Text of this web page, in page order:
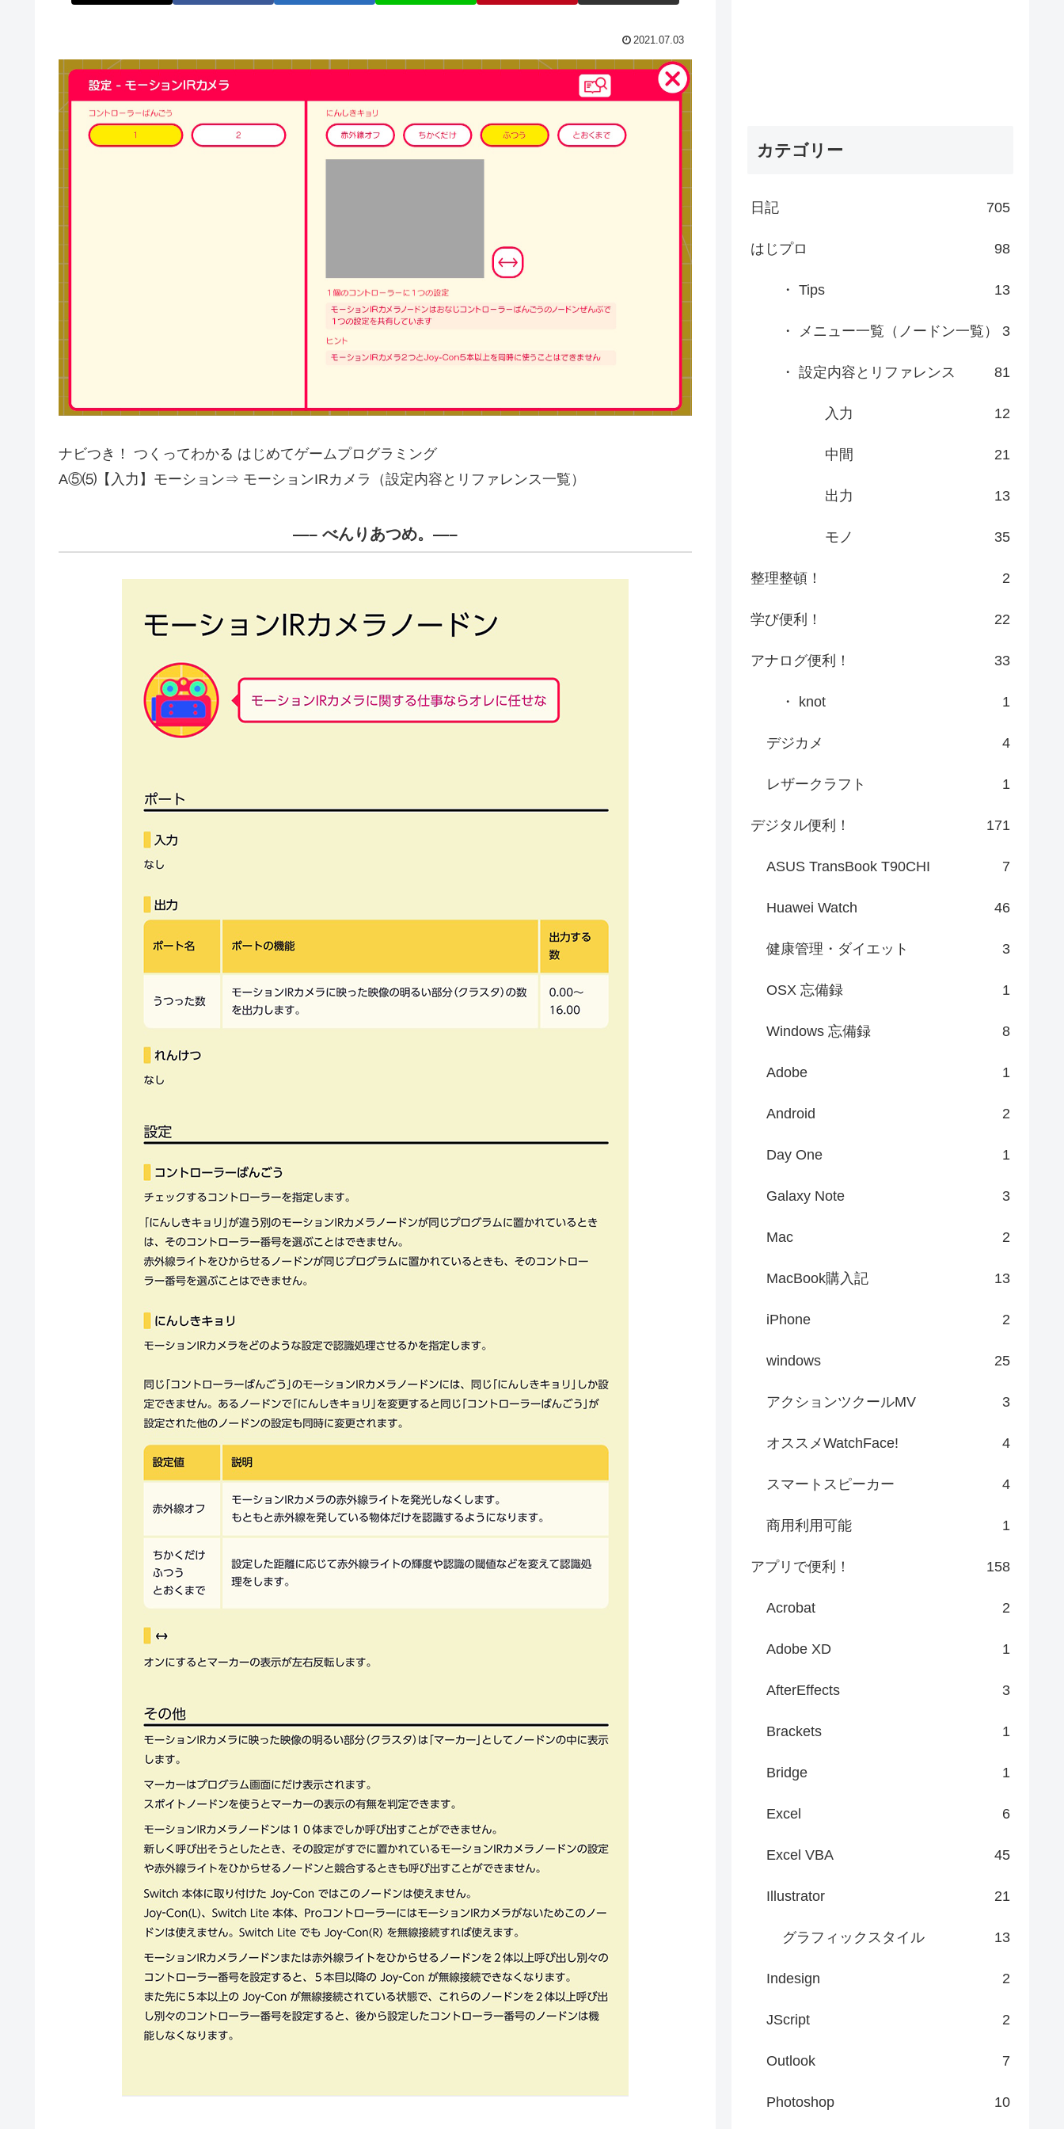
2021.07.03
ナビつき！ つくってわかる はじめてゲームプログラミング
A⑤⑸【入力】モーション⇒ モーションIRカメラ（設定内容とリファレンス一覧）
—– べんりあつめ。—–
カテゴリー
日記 705
はじプロ 98
・ Tips 13
・ メニュー一覧（ノードン一覧） 3
・ 設定内容とリファレンス 81
入力 12
中間 21
出力 13
モノ 35
整理整頓！ 2
学び便利！ 22
アナログ便利！ 33
・ knot 1
デジカメ 4
レザークラフト 1
デジタル便利！ 171
ASUS TransBook T90CHI 7
Huawei Watch 46
健康管理・ダイエット 3
OSX 忘備録 1
Windows 忘備録 8
Adobe 1
Android 2
Day One 1
Galaxy Note 3
Mac 2
MacBook購入記 13
iPhone 2
windows 25
アクションツクールMV 3
オススメWatchFace! 4
スマートスピーカー 4
商用利用可能 1
アプリで便利！ 158
Acrobat 2
Adobe XD 1
AfterEffects 3
Brackets 1
Bridge 1
Excel 6
Excel VBA 45
Illustrator 21
グラフィックスタイル 13
Indesign 2
JScript 2
Outlook 7
Photoshop 10